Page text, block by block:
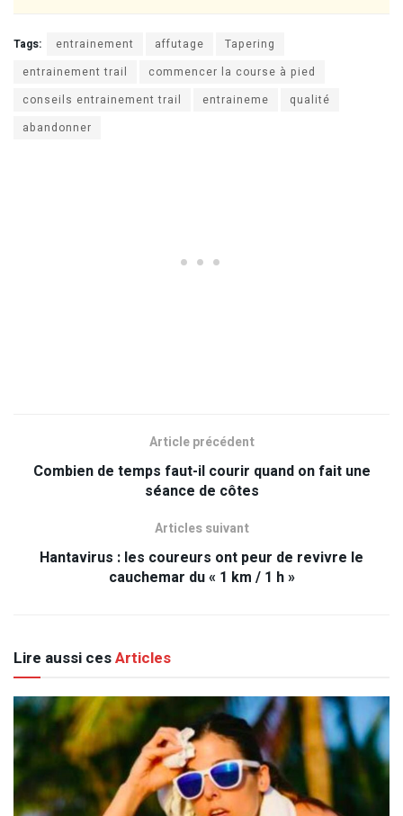
Tags: entrainement affutage
Tapering
entrainement trail
commencer la course à pied
conseils entrainement trail
entraineme
qualité
abandonner
Article précédent
Combien de temps faut-il courir quand on fait une
séance de côtes
Articles suivant
Hantavirus : les coureurs ont peur de revivre le
cauchemar du « 1 km / 1 h »
Lire aussi cesArticles